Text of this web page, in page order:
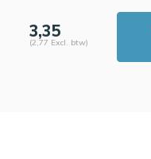
3,35
(2,77 Excl. btw)